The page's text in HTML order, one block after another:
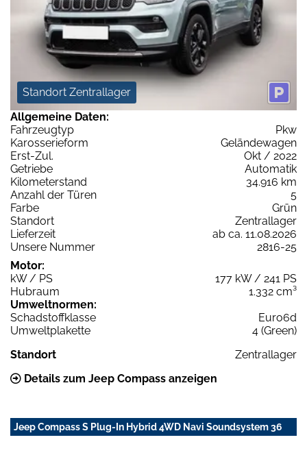
Standort Zentrallager
Allgemeine Daten:
Fahrzeugtyp
Pkw
Karosserieform
Geländewagen
Erst-Zul.
Okt / 2022
Getriebe
Automatik
Kilometerstand
34.916 km
Anzahl der Türen
5
Farbe
Grün
Standort
Zentrallager
Lieferzeit
ab ca. 11.08.2026
Unsere Nummer
2816-25
Motor:
kW / PS
177 kW / 241 PS
Hubraum
1.332 cm³
Umweltnormen:
Schadstoffklasse
Euro6d
Umweltplakette
4 (Green)
Standort
Zentrallager
Details zum Jeep Compass anzeigen
Jeep Compass S Plug-In Hybrid 4WD Navi Soundsystem 36